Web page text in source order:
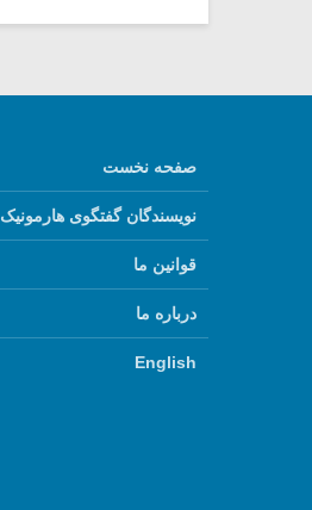
صفحه نخست
نویسندگان گفتگوی هارمونیک
قوانین ما
درباره ما
English